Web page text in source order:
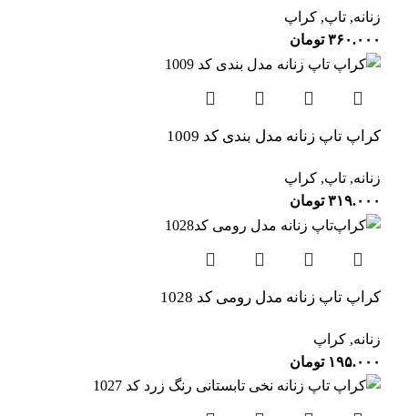
زنانه, تاپ, کراپ
۳۶۰.۰۰۰ تومان
کراپ تاپ زنانه مدل بندی کد 1009
زنانه, تاپ, کراپ
۳۱۹.۰۰۰ تومان
کراپ‌ تاپ زنانه مدل رومی کد 1028
زنانه, کراپ
۱۹۵.۰۰۰ تومان